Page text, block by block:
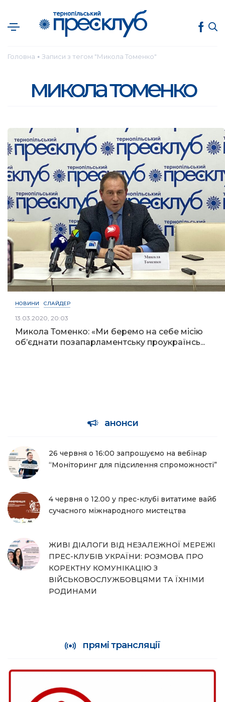
Головна ● Записи з тегом "Микола Томенко"
микола томенко
НОВИНИ СЛАЙДЕР
13.03.2020, 20:03
Микола Томенко: «Ми беремо на себе місію
об’єднати позапарламентську проукраїнсь...
анонси
26 червня о 16:00 запрошуємо на вебінар
“Моніторинг для підсилення спроможності”
4 червня о 12.00 у прес-клубі витатиме вайб
сучасного міжнародного мистецтва
ЖИВІ ДІАЛОГИ ВІД НЕЗАЛЕЖНОЇ МЕРЕЖІ
ПРЕС-КЛУБІВ УКРАЇНИ: РОЗМОВА ПРО
КОРЕКТНУ КОМУНІКАЦІЮ З
ВІЙСЬКОВОСЛУЖБОВЦЯМИ ТА ЇХНІМИ
РОДИНАМИ
прямі трансляції